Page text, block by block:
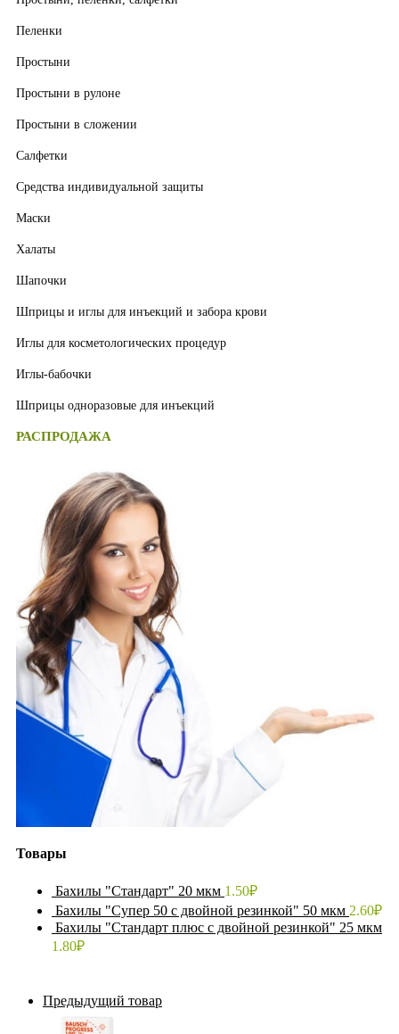
Пеленки
Простыни
Простыни в рулоне
Простыни в сложении
Салфетки
Средства индивидуальной защиты
Маски
Халаты
Шапочки
Шприцы и иглы для инъекций и забора крови
Иглы для косметологических процедур
Иглы-бабочки
Шприцы одноразовые для инъекций
РАСПРОДАЖА
Товары
Бахилы "Стандарт" 20 мкм 1.50₽
Бахилы "Супер 50 с двойной резинкой" 50 мкм 2.60₽
Бахилы "Стандарт плюс с двойной резинкой" 25 мкм
1.80₽
Предыдущий товар